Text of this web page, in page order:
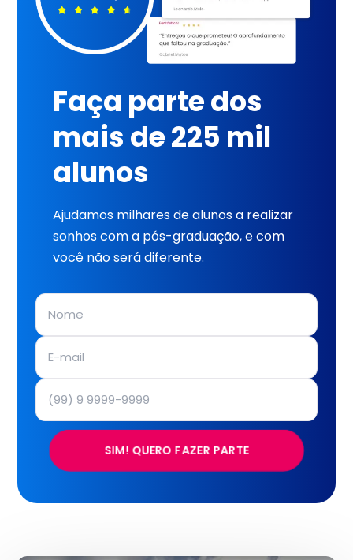
Faça parte dos
mais de 225 mil
alunos
Ajudamos milhares de alunos a realizar
sonhos com a pós-graduação, e com
você não será diferente.
SIM! QUERO FAZER PARTE